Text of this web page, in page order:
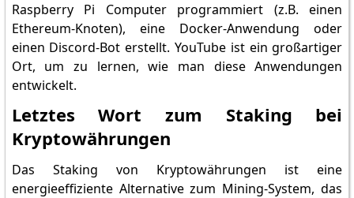
Raspberry Pi Computer programmiert (z.B. einen
Ethereum-Knoten), eine Docker-Anwendung oder
einen Discord-Bot erstellt. YouTube ist ein großartiger
Ort, um zu lernen, wie man diese Anwendungen
entwickelt.
Letztes Wort zum Staking bei
Kryptowährungen
Das Staking von Kryptowährungen ist eine
energieeffiziente Alternative zum Mining-System, das